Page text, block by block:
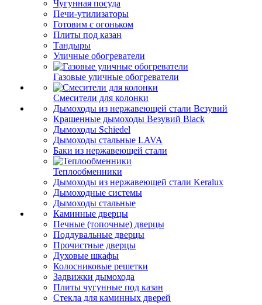
Чугунная посуда
Печи-утилизаторы
Готовим с огоньком
Плиты под казан
Тандыры
Уличные обогреватели
Газовые уличные обогреватели
Смесители для колонки
Дымоходы из нержавеющей стали Везувий
Крашенные дымоходы Везувий Black
Дымоходы Schiedel
Дымоходы стальные LAVA
Баки из нержавеющей стали
Теплообменники
Дымоходы из нержавеющей стали Keralux
Дымоходные системы
Дымоходы стальные
Каминные дверцы
Печные (топочные) дверцы
Поддувальные дверцы
Прочистные дверцы
Духовые шкафы
Колосниковые решетки
Задвижки дымохода
Плиты чугунные под казан
Стекла для каминных дверей